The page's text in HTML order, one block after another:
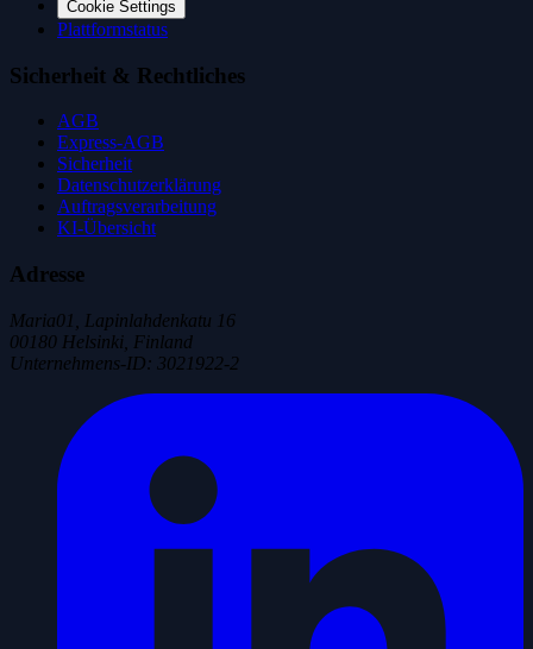
Cookie Settings
Plattformstatus
Sicherheit & Rechtliches
AGB
Express-AGB
Sicherheit
Datenschutzerklärung
Auftragsverarbeitung
KI-Übersicht
Adresse
Maria01, Lapinlahdenkatu 16
00180 Helsinki, Finland
Unternehmens-ID: 3021922-2